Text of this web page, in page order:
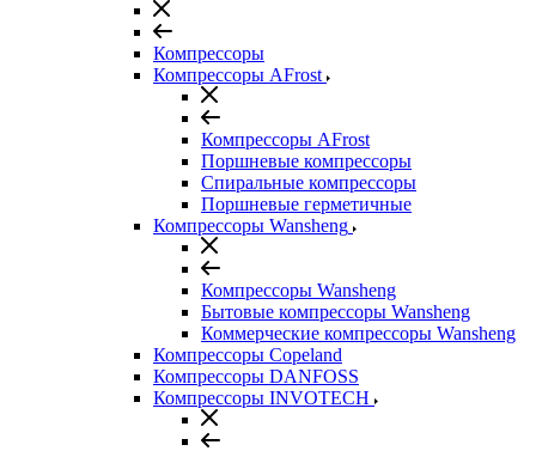
Компрессоры
Компрессоры AFrost
Компрессоры AFrost
Поршневые компрессоры
Спиральные компрессоры
Поршневые герметичные
Компрессоры Wansheng
Компрессоры Wansheng
Бытовые компрессоры Wansheng
Коммерческие компрессоры Wansheng
Компрессоры Copeland
Компрессоры DANFOSS
Компрессоры INVOTECH